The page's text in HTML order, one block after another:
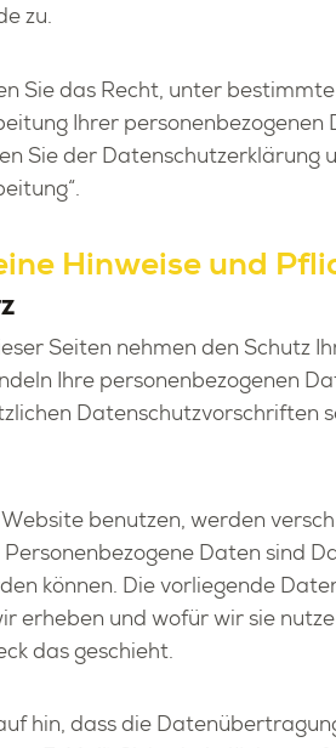
zu.
Sie das Recht, unter
Ihrer per­so­nen­be­zo­ge­nen
Sie der Da­ten­schutz­er­klä­rung
Hin­wei­se und
Sei­ten neh­men den Schutz
Ihre per­so­nen­be­zo­ge­nen
Da­ten­schutz­vor­schrif­ten
be­nut­zen, wer­den
Daten sind
kön­nen. Die vor­lie­gen­de
er­he­ben und wofür wir sie
das ge­schieht.
hin, dass die